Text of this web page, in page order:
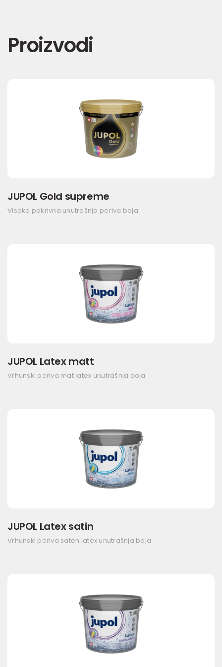
Proizvodi
JUPOL Gold supreme
Visoko pokrivna unutrašnja periva boja
JUPOL Latex matt
Vrhunski periva mat latex unutrašnja boja
JUPOL Latex satin
Vrhunski periva saten latex unutrašnja boja